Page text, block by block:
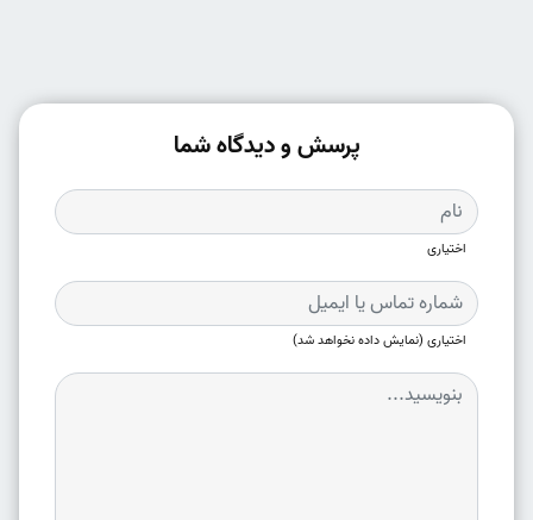
پرسش و دیدگاه شما
اختیاری
اختیاری (نمایش داده نخواهد شد)